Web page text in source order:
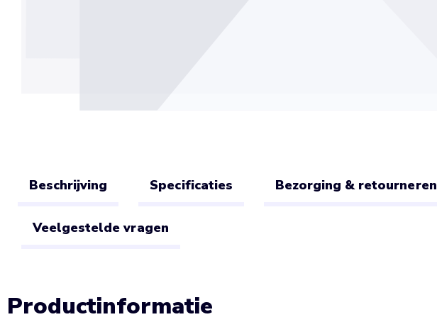
Beschrijving Specificaties Bezorging & retourneren
Veelgestelde vragen
Productinformatie